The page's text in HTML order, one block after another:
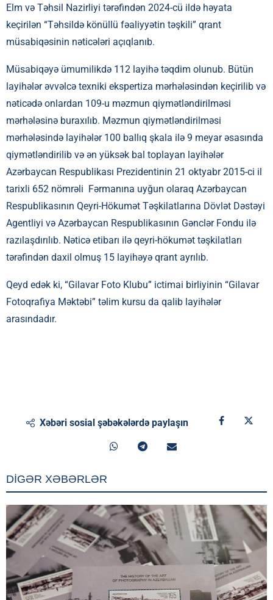
Elm və Təhsil Nazirliyi tərəfindən 2024-cü ildə həyata
keçirilən “Təhsildə könüllü fəaliyyətin təşkili” qrant
müsabiqəsinin nəticələri açıqlanıb.
Müsabiqəyə ümumilikdə 112 layihə təqdim olunub. Bütün
layihələr əvvəlcə texniki ekspertiza mərhələsindən keçirilib və
nəticədə onlardan 109-u məzmun qiymətləndirilməsi
mərhələsinə buraxılıb. Məzmun qiymətləndirilməsi
mərhələsində layihələr 100 ballıq şkala ilə 9 meyar əsasında
qiymətləndirilib və ən yüksək bal toplayan layihələr
Azərbaycan Respublikası Prezidentinin 21 oktyabr 2015-ci il
tarixli 652 nömrəli Fərmanına uyğun olaraq Azərbaycan
Respublikasının Qeyri-Hökumət Təşkilatlarına Dövlət Dəstəyi
Agentliyi və Azərbaycan Respublikasının Gənclər Fondu ilə
razılaşdırılıb. Nəticə etibarı ilə qeyri-hökumət təşkilatları
tərəfindən daxil olmuş 15 layihəyə qrant ayrılıb.
Qeyd edək ki, “Gilavar Foto Klubu” ictimai birliyinin “Gilavar
Fotoqrafiya Məktəbi” təlim kursu da qalib layihələr
arasındadır.
Xəbəri sosial şəbəkələrdə paylaşın
DİGƏR XƏBƏRLƏR